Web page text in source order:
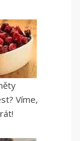
Víme,